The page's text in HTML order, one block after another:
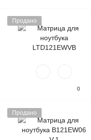
Продано
0
Продано